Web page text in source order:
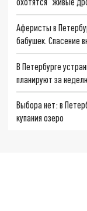
Аферисты в
бабушек. Спасение
В Петербурге
планируют за
Выбора нет: в
купания озеро